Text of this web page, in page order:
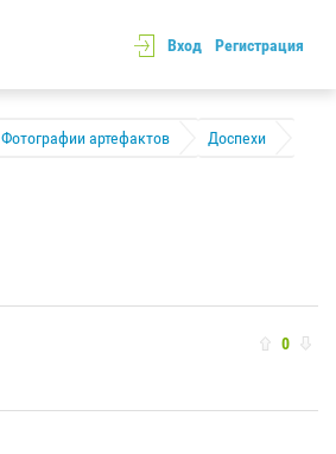
Вход Регистрация
Фотографии артефактов Доспехи
0